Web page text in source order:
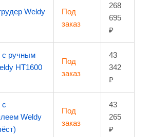
Weldy
Под
заказ
268
695
₽
ручным
HT1600
Под
заказ
43
342
₽
Weldy
Под
заказ
43
265
₽